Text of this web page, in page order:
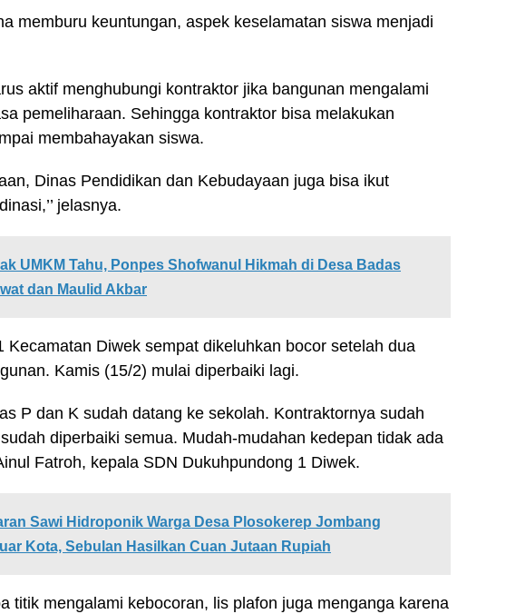
memburu keuntungan, aspek keselamatan siswa menjadi
aktif menghubungi kontraktor jika bangunan mengalami
pemeliharaan. Sehingga kontraktor bisa melakukan
membahayakan siswa.
Dinas Pendidikan dan Kebudayaan juga bisa ikut
jelasnya.
UMKM Tahu, Ponpes Shofwanul Hikmah di Desa Badas
dan Maulid Akbar
Kecamatan Diwek sempat dikeluhkan bocor setelah dua
Kamis (15/2) mulai diperbaiki lagi.
P dan K sudah datang ke sekolah. Kontraktornya sudah
diperbaiki semua. Mudah-mudahan kedepan tidak ada
Fatroh, kepala SDN Dukuhpundong 1 Diwek.
Sawi Hidroponik Warga Desa Plosokerep Jombang
Kota, Sebulan Hasilkan Cuan Jutaan Rupiah
titik mengalami kebocoran, lis plafon juga menganga karena